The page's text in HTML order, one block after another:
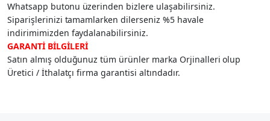
Whatsapp butonu üzerinden bizlere ulaşabilirsiniz.
Siparişlerinizi tamamlarken dilerseniz %5 havale
indirimimizden faydalanabilirsiniz.
GARANTİ BİLGİLERİ
Satın almış olduğunuz tüm ürünler marka Orjinalleri olup
Üretici / İthalatçı firma garantisi altındadır.